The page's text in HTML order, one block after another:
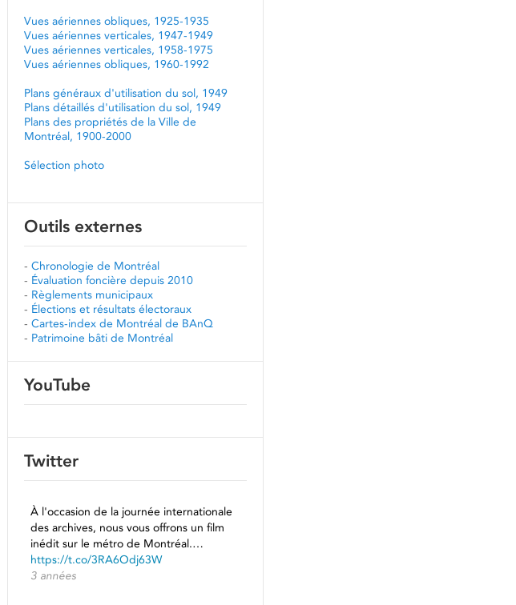
Vues aériennes obliques, 1925-1935
Vues aériennes verticales, 1947-1949
Vues aériennes verticales, 1958-1975
Vues aériennes obliques, 1960-1992
Plans généraux d'utilisation du sol, 1949
Plans détaillés d'utilisation du sol, 1949
Plans des propriétés de la Ville de
Montréal, 1900-2000
Sélection photo
Outils externes
- Chronologie de Montréal
- Évaluation foncière depuis 2010
- Règlements municipaux
- Élections et résultats électoraux
- Cartes-index de Montréal de BAnQ
- Patrimoine bâti de Montréal
YouTube
Twitter
À l'occasion de la journée internationale
des archives, nous vous offrons un film
inédit sur le métro de Montréal.…
https://t.co/3RA6Odj63W
3 années